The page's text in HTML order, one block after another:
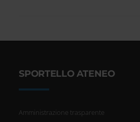
SPORTELLO ATENEO
Amministrazione trasparente